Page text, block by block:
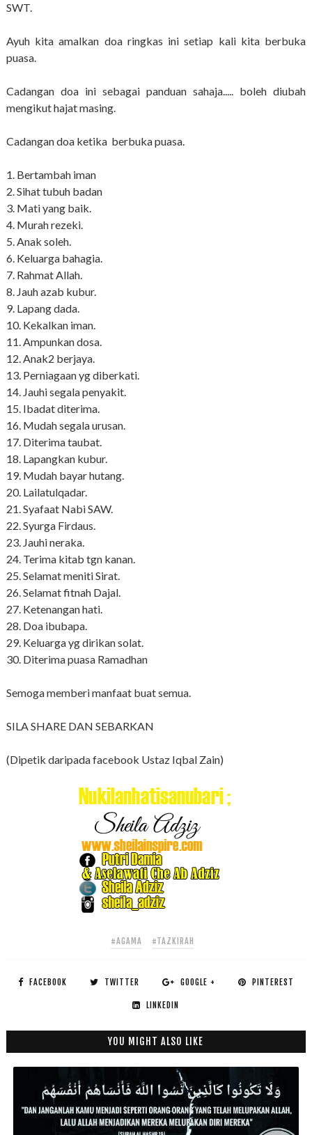
SWT.
Ayuh kita amalkan doa ringkas ini setiap kali kita berbuka
puasa.
Cadangan doa ini sebagai panduan sahaja..... boleh diubah
mengikut hajat masing.
Cadangan doa ketika berbuka puasa.
1. Bertambah iman
2. Sihat tubuh badan
3. Mati yang baik.
4. Murah rezeki.
5. Anak soleh.
6. Keluarga bahagia.
7. Rahmat Allah.
8. Jauh azab kubur.
9. Lapang dada.
10. Kekalkan iman.
11. Ampunkan dosa.
12. Anak2 berjaya.
13. Perniagaan yg diberkati.
14. Jauhi segala penyakit.
15. Ibadat diterima.
16. Mudah segala urusan.
17. Diterima taubat.
18. Lapangkan kubur.
19. Mudah bayar hutang.
20. Lailatulqadar.
21. Syafaat Nabi SAW.
22. Syurga Firdaus.
23. Jauhi neraka.
24. Terima kitab tgn kanan.
25. Selamat meniti Sirat.
26. Selamat fitnah Dajal.
27. Ketenangan hati.
28. Doa ibubapa.
29. Keluarga yg dirikan solat.
30. Diterima puasa Ramadhan
Semoga memberi manfaat buat semua.
SILA SHARE DAN SEBARKAN
(Dipetik daripada facebook Ustaz Iqbal Zain)
#AGAMA #TAZKIRAH
FACEBOOK TWITTER GOOGLE + PINTEREST
LINKEDIN
YOU MIGHT ALSO LIKE